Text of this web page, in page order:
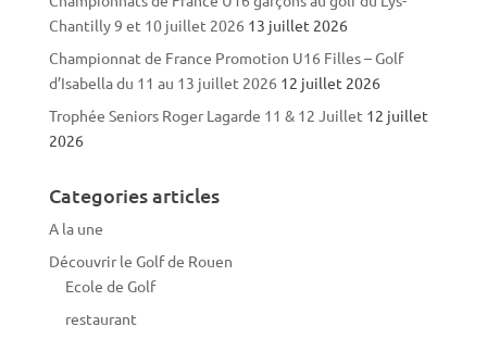
Chantilly 9 et 10 juillet 2026 13 juillet 2026
Championnat de France Promotion U16 Filles – Golf
d’Isabella du 11 au 13 juillet 2026 12 juillet 2026
Trophée Seniors Roger Lagarde 11 & 12 Juillet 12 juillet
2026
Categories articles
A la une
Découvrir le Golf de Rouen
Ecole de Golf
restaurant